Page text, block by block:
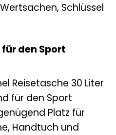
Schlüssel
den Sport
Reisetasche 30 Liter
für den Sport
Platz für
Handtuch und